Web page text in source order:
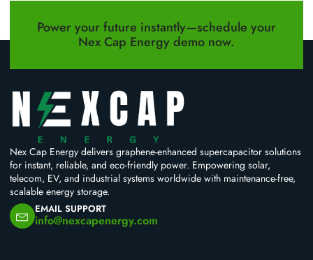
Power your future instantly—schedule your
Nex Cap Energy demo now.
Nex Cap Energy delivers graphene-enhanced supercapacitor solutions
for instant, reliable, and eco-friendly power. Empowering solar,
telecom, EV, and industrial systems worldwide with maintenance-free,
scalable energy storage.
EMAIL SUPPORT
info@nexcapenergy.com